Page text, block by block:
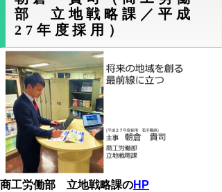
部 立地戦略課／平成
27年度採用）
商工労働部 立地戦略課のHP